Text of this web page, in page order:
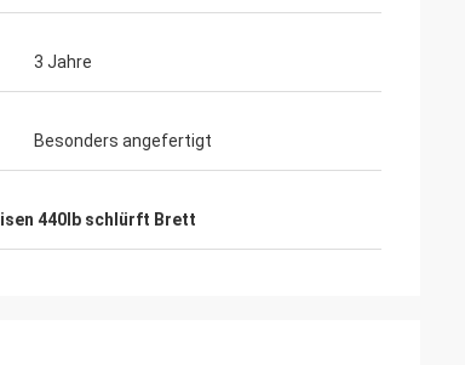
3 Jahre
Besonders angefertigt
440lb schlürft Brett